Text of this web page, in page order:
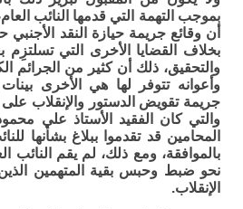
بموجب التهمة التي قدمها النائب
أن وقائع جريمة حيازة النقد
بخلاف القضايا الأخرى التي
والتحقيق، ذلك أن كثير من الجرائم
وأعوانه تتوفر لها هي الأخرى
جريمة تقويض الدستور والإنقلاب على
والتي كان الفقيد الأستاذ علي
المحامين قد تقدموا ببلاغ بشأنها
بالموافقة، ومع ذلك، لم يقم النائب
نحو ضبط وحبس بقية المتهمين
الإنقلاب.